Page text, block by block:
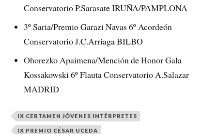
Conservatorio P.Sarasate IRUÑA/PAMPLONA
3º Saria/Premio Garazi Navas 6º Acordeón
Conservatorio J.C.Arriaga BILBO
Ohorezko Apaimena/Mención de Honor Gala
Kossakowski 6º Flauta Conservatorio A.Salazar
MADRID
IX CERTAMEN JÓVENES INTÉRPRETES
IX PREMIO CÉSAR UCEDA